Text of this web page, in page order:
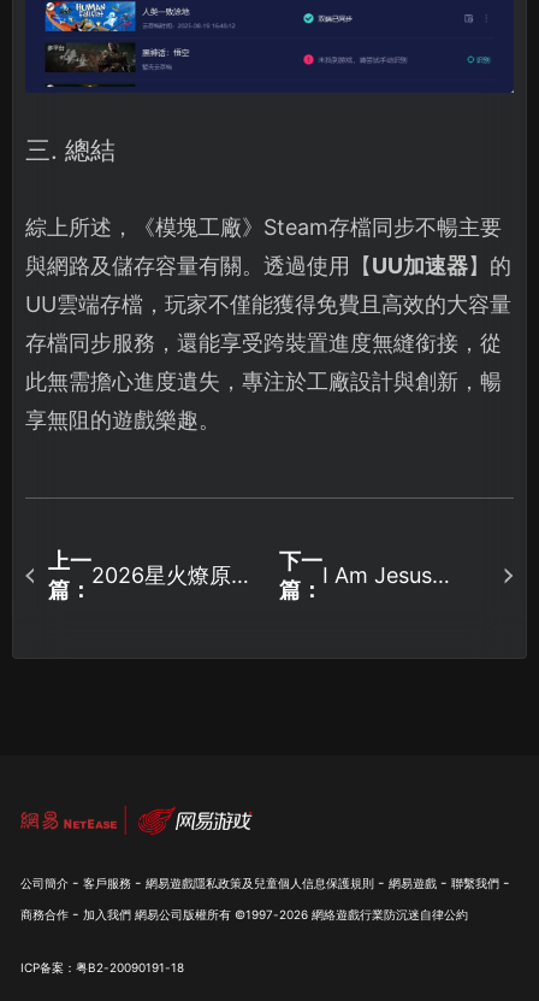
三. 總結
綜上所述，《模塊工廠》Steam存檔同步不暢主要
與網路及儲存容量有關。透過使用【UU加速器】的
UU雲端存檔，玩家不僅能獲得免費且高效的大容量
存檔同步服務，還能享受跨裝置進度無縫銜接，從
此無需擔心進度遺失，專注於工廠設計與創新，暢
享無阻的遊戲樂趣。
上一
篇：
2026星火燎原
南！
下一
篇：
I Am Jesus
解決方案！
公司簡介 - 客戶服務 - 網易遊戲隱私政策及兒童個人信息保護規則 - 網易遊戲 - 聯繫我們 -
商務合作 - 加入我們 網易公司版權所有 ©1997-2026 網絡遊戲行業防沉迷自律公約
ICP备案：粤B2-20090191-18